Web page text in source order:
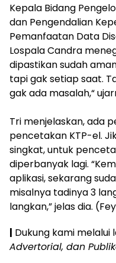
Kepala Bidang
dan Pengendalian
Pemanfaatan Data
Lospala Candra
dipastikan sudah
tapi gak setiap saat.
gak ada masalah,“
Tri menjelaskan, ada
pencetakan KTP-el.
singkat, untuk
diperbanyak lagi.
aplikasi, sekarang
misalnya tadinya 3
langkan,” jelas dia.‎
| Dukung kami melalui
Advertorial, dan